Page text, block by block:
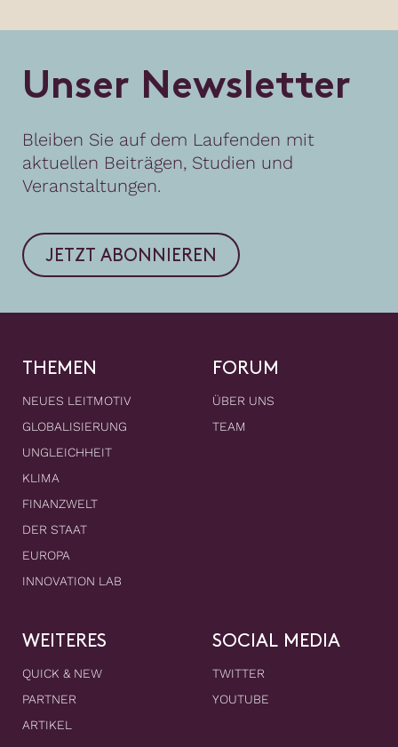
Unser Newsletter
Bleiben Sie auf dem Laufenden mit
aktuellen Beiträgen, Studien und
Veranstaltungen.
JETZT ABONNIEREN
THEMEN
NEUES LEITMOTIV
GLOBALISIERUNG
UNGLEICHHEIT
KLIMA
FINANZWELT
DER STAAT
EUROPA
INNOVATION LAB
FORUM
ÜBER UNS
TEAM
WEITERES
QUICK & NEW
PARTNER
ARTIKEL
SOCIAL MEDIA
TWITTER
YOUTUBE